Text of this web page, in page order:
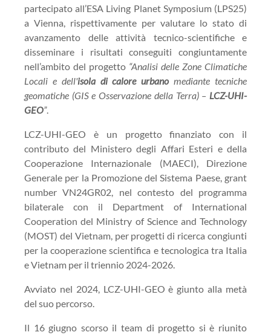
partecipato all’ESA Living Planet Symposium (LPS25)
a Vienna, rispettivamente per valutare lo stato di
avanzamento delle attività tecnico-scientifiche e
disseminare i risultati conseguiti congiuntamente
nell’ambito del progetto “Analisi delle Zone Climatiche
Locali e dell'isola di calore urbanomediante tecniche
geomatiche (GIS e Osservazione della Terra) – LCZ-UHI-
GEO”.
LCZ-UHI-GEO è un progetto finanziato con il
contributo del Ministero degli Affari Esteri e della
Cooperazione Internazionale (MAECI), Direzione
Generale per la Promozione del Sistema Paese, grant
number VN24GR02, nel contesto del programma
bilaterale con il Department of International
Cooperation del Ministry of Science and Technology
(MOST) del Vietnam, per progetti di ricerca congiunti
per la cooperazione scientifica e tecnologica tra Italia
e Vietnam per il triennio 2024-2026.
Avviato nel 2024, LCZ-UHI-GEO è giunto alla metà
del suo percorso.
Il 16 giugno scorso il team di progetto si è riunito